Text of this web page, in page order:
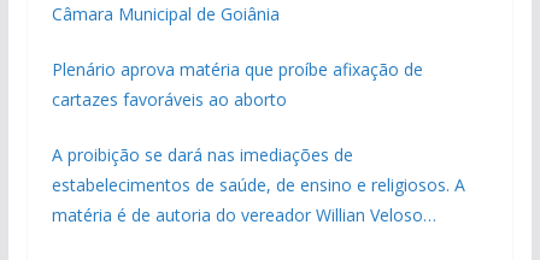
Câmara Municipal de Goiânia
Plenário aprova matéria que proíbe afixação de
cartazes favoráveis ao aborto
A proibição se dará nas imediações de
estabelecimentos de saúde, de ensino e religiosos. A
matéria é de autoria do vereador Willian Veloso…